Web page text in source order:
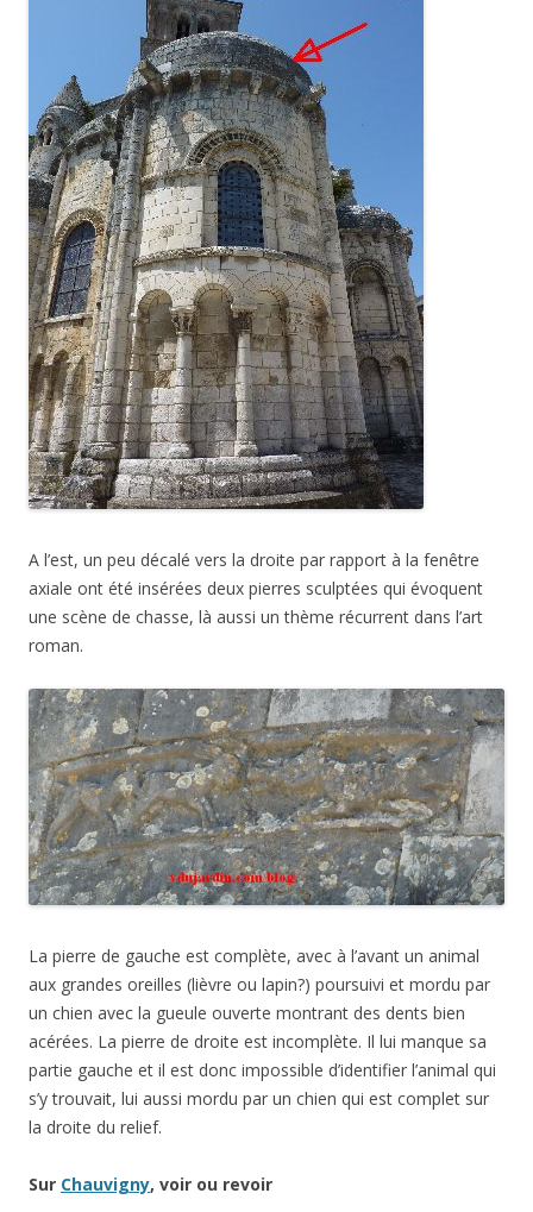
A l’est, un peu décalé vers la droite par rapport à la fenêtre
axiale ont été insérées deux pierres sculptées qui évoquent
une scène de chasse, là aussi un thème récurrent dans l’art
roman.
La pierre de gauche est complète, avec à l’avant un animal
aux grandes oreilles (lièvre ou lapin?) poursuivi et mordu par
un chien avec la gueule ouverte montrant des dents bien
acérées. La pierre de droite est incomplète. Il lui manque sa
partie gauche et il est donc impossible d’identifier l’animal qui
s’y trouvait, lui aussi mordu par un chien qui est complet sur
la droite du relief.
Sur Chauvigny, voir ou revoir